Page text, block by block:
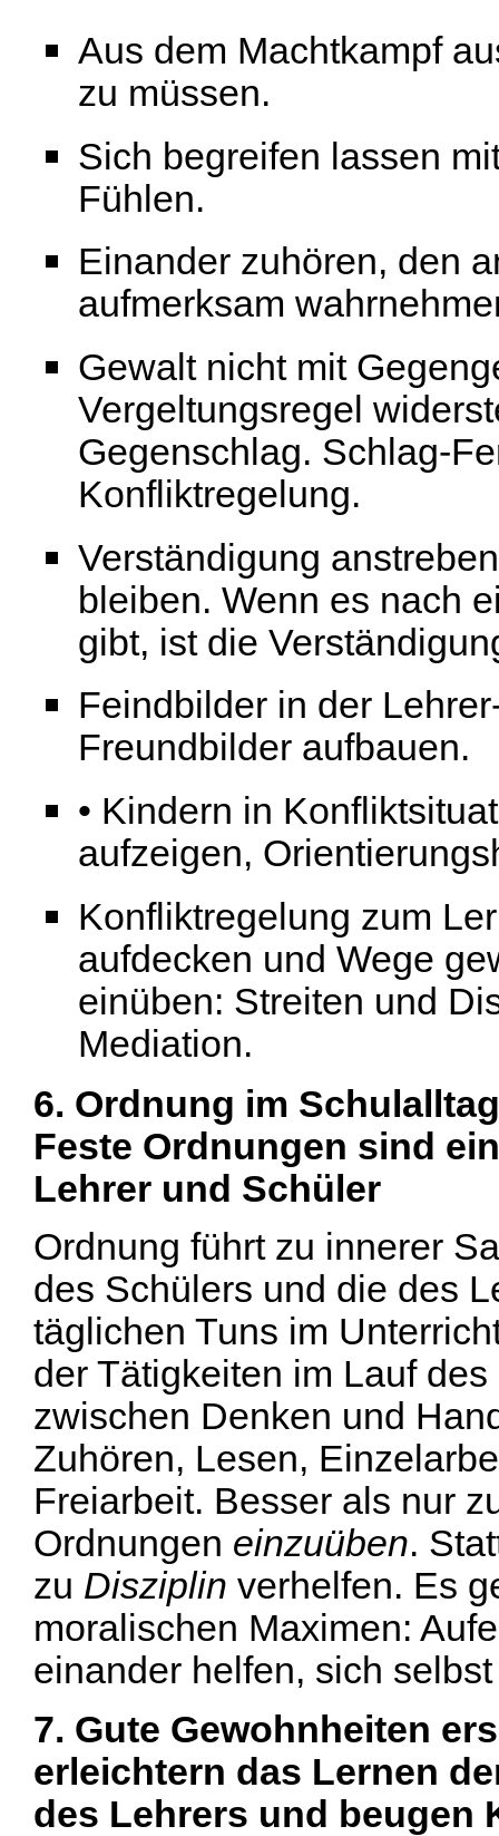
Aus dem Machtkampf
zu müssen.
Sich begreifen lassen
Fühlen.
Einander zuhören, den
aufmerksam
Gewalt nicht mit
Vergeltungsregel
Gegenschlag. Schlag-
Konfliktregelung.
Verständigung
bleiben. Wenn es nach
gibt, ist die
Feindbilder in der
Freundbilder aufbauen.
• Kindern in
aufzeigen,
Konfliktregelung zum
aufdecken und Wege
einüben: Streiten und
Mediation.
6. Ordnung im
Feste Ordnungen sind
Lehrer und Schüler
Ordnung führt zu innerer
des Schülers und die des
täglichen Tuns im
der Tätigkeiten im Lauf
zwischen Denken und
Zuhören, Lesen,
Freiarbeit. Besser als nur
Ordnungen einzuüben.
zu Disziplin verhelfen. Es
moralischen Maximen:
einander helfen, sich
7. Gute Gewohnheiten
erleichtern das Lernen
des Lehrers und beugen